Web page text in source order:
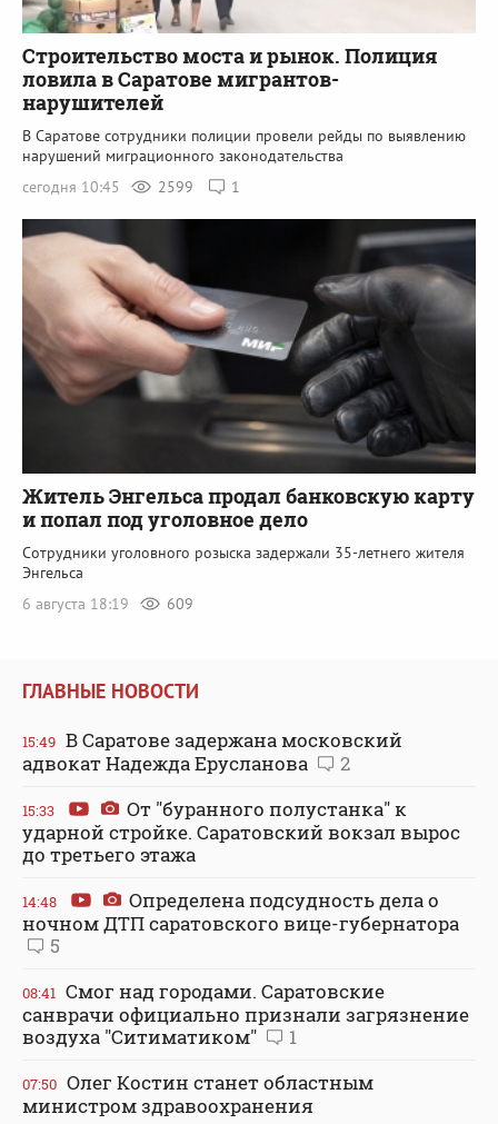
Строительство моста и рынок. Полиция
ловила в Саратове мигрантов-
нарушителей
В Саратове сотрудники полиции провели рейды по выявлению
нарушений миграционного законодательства
сегодня 10:45
2599 1
Житель Энгельса продал банковскую карту
и попал под уголовное дело
Сотрудники уголовного розыска задержали 35-летнего жителя
Энгельса
6 августа 18:19
609
ГЛАВНЫЕ НОВОСТИ
15:49 В Саратове задержана московский
адвокат Надежда Ерусланова
2
15:33
От "буранного полустанка" к
ударной стройке. Саратовский вокзал вырос
до третьего этажа
14:48
Определена подсудность дела о
ночном ДТП саратовского вице-губернатора
5
08:41 Смог над городами. Саратовские
санврачи официально признали загрязнение
воздуха "Ситиматиком"
1
07:50 Олег Костин станет областным
министром здравоохранения